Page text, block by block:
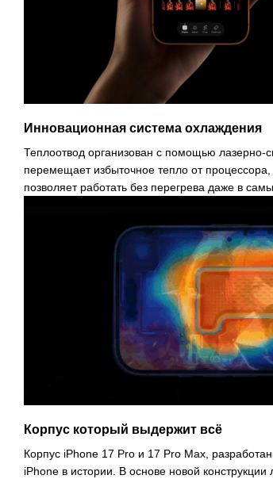
Инновационная система охлаждения
Теплоотвод организован с помощью
перемещает избыточное тепло от
позволяет работать без перегрева даже в
Корпус который выдержит всё
Корпус iPhone 17 Pro и 17 Pro Max,
iPhone в истории. В основе новой